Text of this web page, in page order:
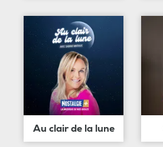
Au clair de la lune